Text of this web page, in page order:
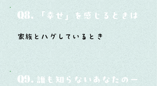
Q8. 「幸せ」を感じるときはどん
家族とハグしているとき
Q9. 誰も知らないあなたの一面は